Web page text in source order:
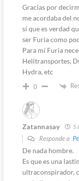
Gracias por
me acordaba del
sí que es verdad
ser Furia como
Para mí Furia
Helitransportes,
Hydra, etc
0
Zatannasay 5
Responde a
De nada hombre.
Es que es una
ultraconspirador,